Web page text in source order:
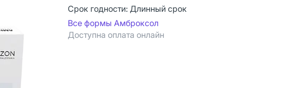
Срок годности: Длинный срок
Все формы Амброксол
Доступна оплата онлайн